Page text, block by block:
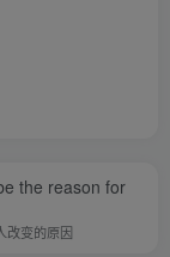
the reason for
改变的原因